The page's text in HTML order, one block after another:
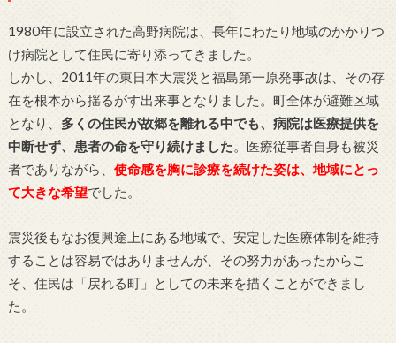
1980年に設立された高野病院は、長年にわたり地域のかかりつ
け病院として住民に寄り添ってきました。
しかし、2011年の東日本大震災と福島第一原発事故は、その存
在を根本から揺るがす出来事となりました。町全体が避難区域
となり、 多くの住民が故郷を離れる中でも、病院は医療提供を
中断せず、患者の命を守り続けました。医療従事者自身も被災
者でありながら、 使命感を胸に診療を続けた姿は、地域にとっ
て大きな希望でした。
震災後もなお復興途上にある地域で、安定した医療体制を維持
することは容易ではありませんが、その努力があったからこ
そ、住民は「戻れる町」としての未来を描くことができまし
た。